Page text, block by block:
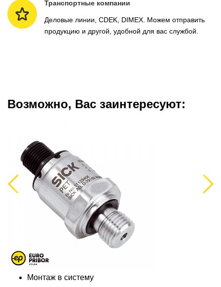
Транспортные компании
Деловые линии, CDEK, DIMEX. Можем отправить
продукцию и другой, удобной для вас службой.
Возможно, Вас заинтересуют:
Previous
Монтаж в систему
Next